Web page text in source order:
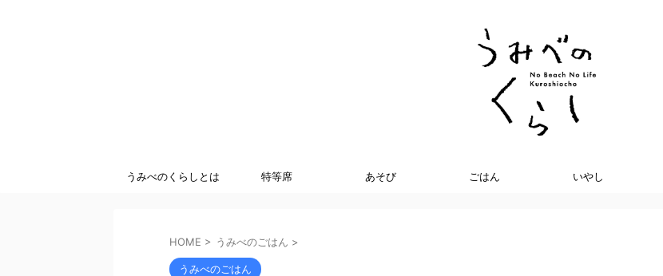
うみべのくらしとは 特等席 あそび ごはん いやし
HOME > うみべのごはん >
うみべのごはん